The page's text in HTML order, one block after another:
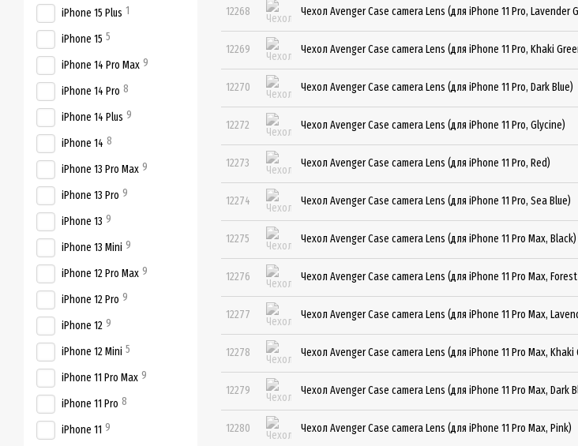
12268 Чехол Avenger Case camera Lens (для iPhone 11 Pro, Lavender
12269 Чехол Avenger Case camera Lens (для iPhone 11 Pro, Khaki
12270 Чехол Avenger Case camera Lens (для iPhone 11 Pro, Dark Blue)
12272 Чехол Avenger Case camera Lens (для iPhone 11 Pro, Glycine)
12273 Чехол Avenger Case camera Lens (для iPhone 11 Pro, Red)
12274 Чехол Avenger Case camera Lens (для iPhone 11 Pro, Sea Blue)
12275 Чехол Avenger Case camera Lens (для iPhone 11 Pro Max, Black)
12276 Чехол Avenger Case camera Lens (для iPhone 11 Pro Max,
12277 Чехол Avenger Case camera Lens (для iPhone 11 Pro Max,
12278 Чехол Avenger Case camera Lens (для iPhone 11 Pro Max, Khaki
12279 Чехол Avenger Case camera Lens (для iPhone 11 Pro Max, Dark
12280 Чехол Avenger Case camera Lens (для iPhone 11 Pro Max, Pink)
iPhone 15 Plus 1
iPhone 15 5
iPhone 14 Pro Max 9
iPhone 14 Pro 8
iPhone 14 Plus 9
iPhone 14 8
iPhone 13 Pro Max 9
iPhone 13 Pro 9
iPhone 13 9
iPhone 13 Mini 9
iPhone 12 Pro Max 9
iPhone 12 Pro 9
iPhone 12 9
iPhone 12 Mini 5
iPhone 11 Pro Max 9
iPhone 11 Pro 8
iPhone 11 9